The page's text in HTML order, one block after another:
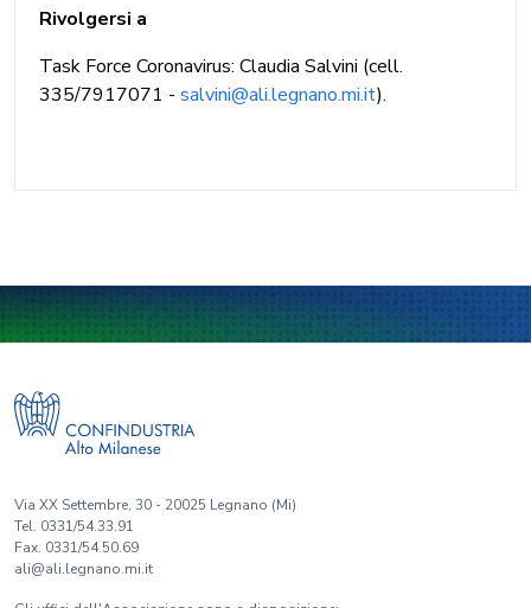
Rivolgersi a
Task Force Coronavirus: Claudia Salvini (cell.
335/7917071 - salvini@ali.legnano.mi.it).
Via XX Settembre, 30 - 20025 Legnano (Mi)
Tel. 0331/54.33.91
Fax. 0331/54.50.69
ali@ali.legnano.mi.it